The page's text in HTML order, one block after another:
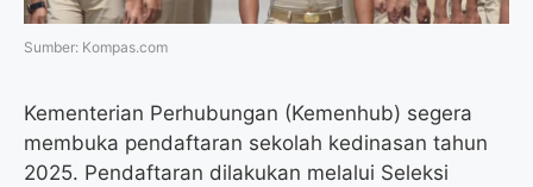
Sumber: Kompas.com
Kementerian Perhubungan (Kemenhub) segera
membuka pendaftaran sekolah kedinasan tahun
2025. Pendaftaran dilakukan melalui Seleksi